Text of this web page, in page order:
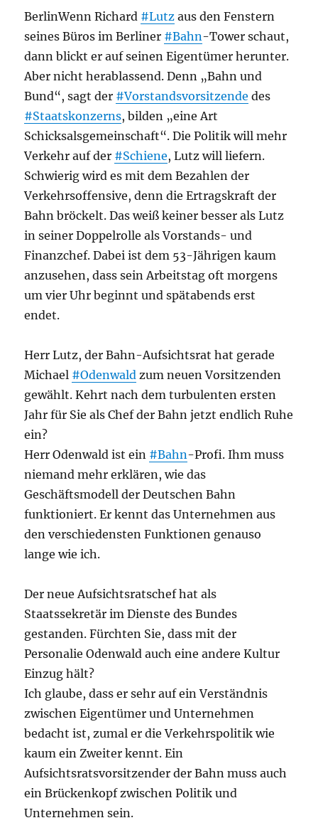
BerlinWenn Richard #Lutz aus den Fenstern
seines Büros im Berliner #Bahn-Tower schaut,
dann blickt er auf seinen Eigentümer herunter.
Aber nicht herablassend. Denn „Bahn und
Bund“, sagt der #Vorstandsvorsitzende des
#Staatskonzerns, bilden „eine Art
Schicksalsgemeinschaft“. Die Politik will mehr
Verkehr auf der #Schiene, Lutz will liefern.
Schwierig wird es mit dem Bezahlen der
Verkehrsoffensive, denn die Ertragskraft der
Bahn bröckelt. Das weiß keiner besser als Lutz
in seiner Doppelrolle als Vorstands- und
Finanzchef. Dabei ist dem 53-Jährigen kaum
anzusehen, dass sein Arbeitstag oft morgens
um vier Uhr beginnt und spätabends erst
endet.
Herr Lutz, der Bahn-Aufsichtsrat hat gerade
Michael #Odenwald zum neuen Vorsitzenden
gewählt. Kehrt nach dem turbulenten ersten
Jahr für Sie als Chef der Bahn jetzt endlich Ruhe
ein?
Herr Odenwald ist ein #Bahn-Profi. Ihm muss
niemand mehr erklären, wie das
Geschäftsmodell der Deutschen Bahn
funktioniert. Er kennt das Unternehmen aus
den verschiedensten Funktionen genauso
lange wie ich.
Der neue Aufsichtsratschef hat als
Staatssekretär im Dienste des Bundes
gestanden. Fürchten Sie, dass mit der
Personalie Odenwald auch eine andere Kultur
Einzug hält?
Ich glaube, dass er sehr auf ein Verständnis
zwischen Eigentümer und Unternehmen
bedacht ist, zumal er die Verkehrspolitik wie
kaum ein Zweiter kennt. Ein
Aufsichtsratsvorsitzender der Bahn muss auch
ein Brückenkopf zwischen Politik und
Unternehmen sein.